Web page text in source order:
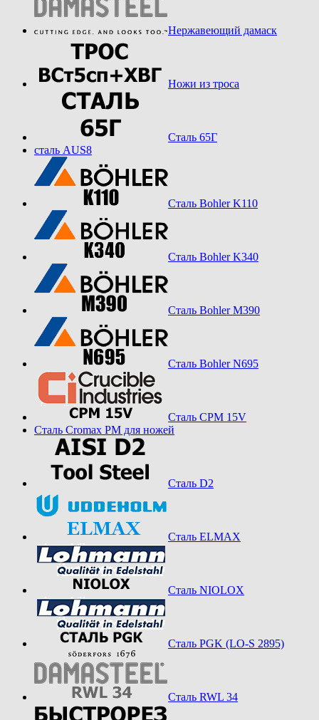
Нержавеющий дамаск
Ножи из троса
Сталь 65Г
сталь AUS8
Сталь Bohler K110
Сталь Bohler K340
Сталь Bohler M390
Сталь Bohler N695
Сталь CPM 15V
Сталь Cromax PM для ножей
Сталь D2
Сталь ELMAX
Сталь NIOLOX
Сталь PGK (LO-S 2895)
Сталь RWL 34